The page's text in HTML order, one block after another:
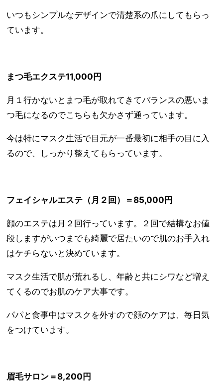
いつもシンプルなデザインで清楚系の爪にしてもらっ
ています。
まつ毛エクステ11,000円
月１行かないとまつ毛が取れてきてバランスの悪いま
つ毛になるのでこちらも欠かさず通っています。
今は特にマスク生活で目元が一番最初に相手の目に入
るので、しっかり整えてもらっています。
フェイシャルエステ（月２回）＝85,000円
顔のエステは月２回行っています。２回で結構なお値
段しますがいつまでも綺麗で居たいので肌のお手入れ
はケチらないと決めています。
マスク生活で肌が荒れるし、年齢と共にシワなど増え
てくるのでお肌のケア大事です。
パパと食事中はマスクを外すので顔のケアは、毎日気
をつけています。
眉毛サロン＝8,200円